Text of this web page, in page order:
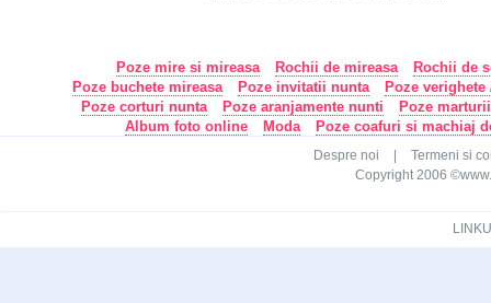
Poze mire si mireasa Rochii de mireasa
Rochii de
Poze buchete mireasa
Poze invitatii nunta
Poze
Poze corturi nunta
Poze aranjamente nunti
Poze
Album foto online
Moda Poze coafuri si machiaj
Despre noi
Termeni si
Copyright 2006